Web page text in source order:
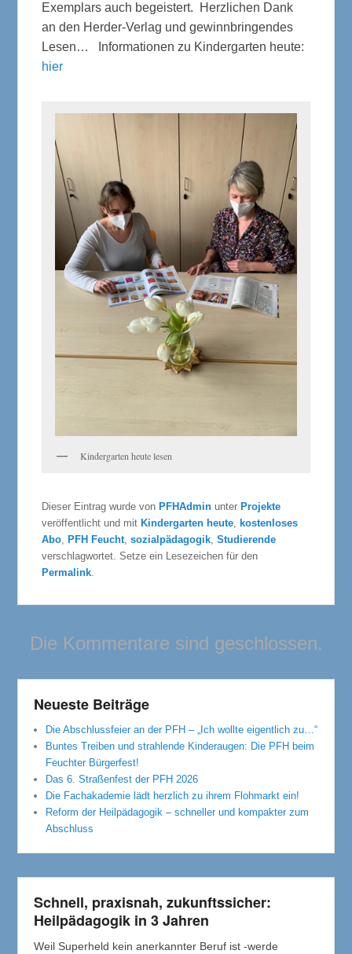
Exemplars auch begeistert. Herzlichen Dank
an den Herder-Verlag und gewinnbringendes
Lesen… Informationen zu Kindergarten heute:
hier
Kindergarten heute lesen
Dieser Eintrag wurde vonPFHAdmin unterProjekte
veröffentlicht und mitKindergarten heute kostenloses
Abo ,PFH Feucht ,sozialpädagogik ,Studierende
verschlagwortet. Setze ein Lesezeichen für den
Permalink
Die Kommentare sind geschlossen.
Neueste Beiträge
Die Abschlussfeier an der PFH – „Ich wollte eigentlich zu…“
Buntes Treiben und strahlende Kinderaugen: Die PFH beim
Feuchter Bürgerfest!
Das 6. Straßenfest der PFH 2026
Die Fachakademie lädt herzlich zu ihrem Flohmarkt ein!
Reform der Heilpädagogik – schneller und kompakter zum
Abschluss
Schnell, praxisnah, zukunftssicher:
Heilpädagogik in 3 Jahren
Weil Superheld kein anerkannter Beruf ist -werde